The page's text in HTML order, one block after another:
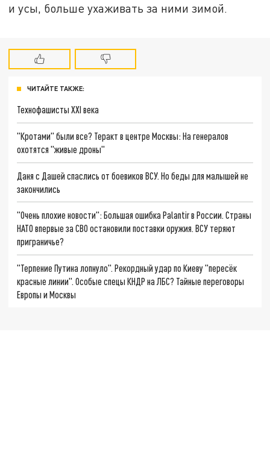
и усы, больше ухаживать за ними зимой.
ЧИТАЙТЕ ТАКЖЕ:
Технофашисты XXI века
"Кротами" были все? Теракт в центре Москвы: На генералов
охотятся "живые дроны"
Даня с Дашей спаслись от боевиков ВСУ. Но беды для малышей не
закончились
"Очень плохие новости": Большая ошибка Palantir в России. Страны
НАТО впервые за СВО остановили поставки оружия. ВСУ теряют
приграничье?
"Терпение Путина лопнуло". Рекордный удар по Киеву "пересёк
красные линии". Особые спецы КНДР на ЛБС? Тайные переговоры
Европы и Москвы